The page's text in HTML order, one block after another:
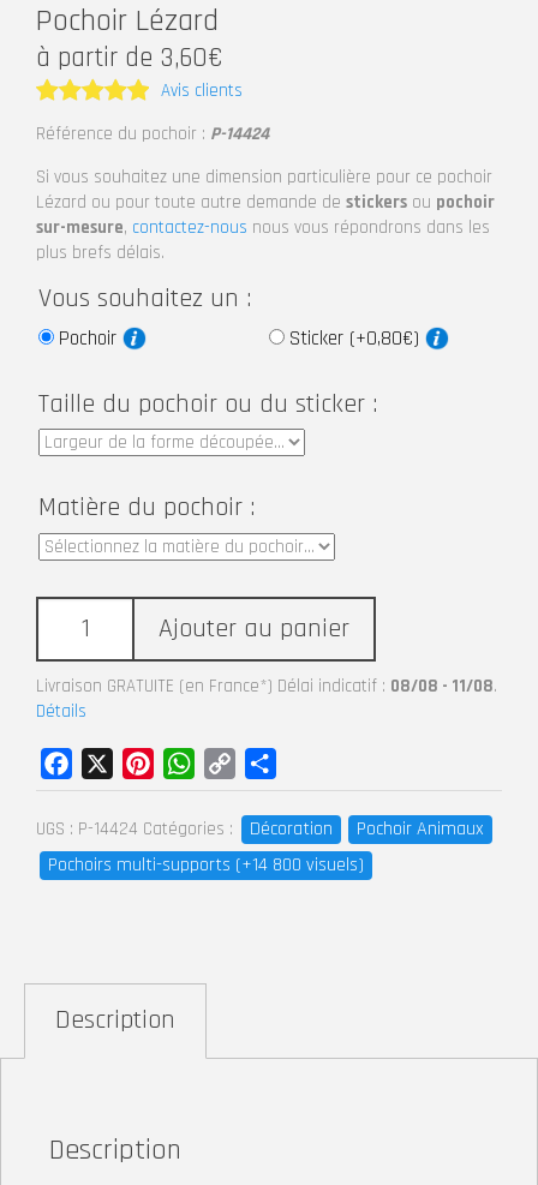
Pochoir Lézard
à partir de 3,60€
Note5
Avis clients
Référence du pochoir : P-14424
Si vous souhaitez une dimension particulière pour ce pochoir
Lézard ou pour toute autre demande de stickers ou pochoir
sur-mesure, contactez-nous nous vous répondrons dans les
plus brefs délais.
Vous souhaitez un :
Pochoir Sticker (+0,80€)
Taille du pochoir ou du sticker :
Matière du pochoir :
Ajouter au panier
Livraison GRATUITE (en France*) Délai indicatif : 08/08 - 11/08.
Détails
UGS : P-14424 Catégories : Décoration
Pochoir Animaux
Pochoirs multi-supports (+14 800 visuels)
Facebook PinterestWhatsApp
Copy
Link
Description
Description